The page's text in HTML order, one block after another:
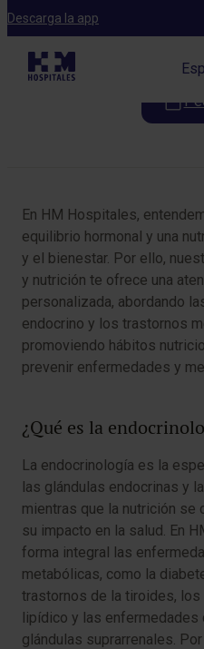
Descarga la app
Especialidades
En HM Hospitales,
equilibrio hormonal y una
y el bienestar. Por ello,
y nutrición te ofrece una
personalizada, abordando
endocrino y los trastornos
promoviendo hábitos
prevenir enfermedades y
¿Qué es la
La endocrinología es la
las glándulas endocrinas y
mientras que la nutrición se
su impacto en la salud. En
forma integral las
metabólicas, como la
trastornos de la tiroides,
lipídico y las
glándulas suprarrenales.